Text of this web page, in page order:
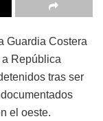
Guardia Costera
República
tras ser
el oeste.